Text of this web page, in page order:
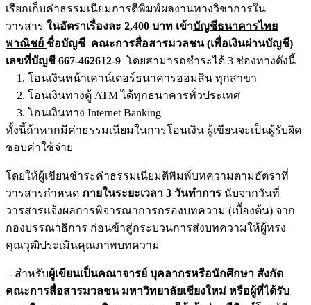
เรียกเก็บค่าธรรมเนียมการตีพิมพ์ผลงานทางวิชาการใน
วารสาร ในอัตราเรื่องละ 2,400 บาท เข้าบัญชีธนาคารไทย
พาณิชย์ ชื่อบัญชี คณะการสื่อสารมวลชน (เพื่อเงินผ่านบัญชี)
เลขที่บัญชี 667-462612-9 โดยสามารถชำระได้ 3 ช่องทางดังนี้
1. โอนเงินหน้าเคาน์เตอร์ธนาคารออมสิน ทุกสาขา
2. โอนเงินทางตู้ ATM ได้ทุกธนาคารทั่วประเทศ
3. โอนเงินทาง Internet Banking
ทั้งนี้ถ้าหากมีค่าธรรมเนียมในการโอนเงิน ผู้เขียนจะเป็นผู้รับผิด
ชอบค่าใช้จ่าย
โดยให้ผู้เขียนชําระค่าธรรมเนียมตีพิมพ์บทความตามอัตราที่
วารสารกําหนด ภายในระยะเวลา 3 วันทำการ นับจากวันที่
วารสารแจ้งผลการพิจารณาการกรองบทความ (เบื้องต้น) จาก
กองบรรณาธิการ ก่อนข้าสู่กระบวนการส่งบทความให้ผู้ทรง
คุณวุฒิประเมินคุณภาพบทความ
- สำหรับผู้เขียนเป็นคณาจารย์ บุคลากรหรือนักศึกษา สังกัด
คณะการสื่อสารมวลชน มหาวิทยาลัยเชียงใหม่ หรือผู้ที่ได้รับ